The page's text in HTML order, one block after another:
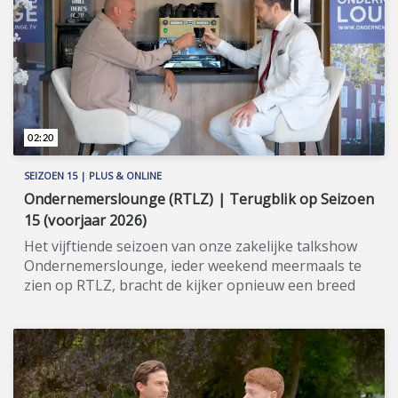
het anders kan en moet. En dat ook nog veel
betaalbaarder. Meer informatie: www.winsys.nl
(https://www.winsys.nl).
SEIZOEN 15 | PLUS & ONLINE
Ondernemerslounge (RTLZ) | Terugblik op Seizoen
15 (voorjaar 2026)
Het vijftiende seizoen van onze zakelijke talkshow
Ondernemerslounge, ieder weekend meermaals te
zien op RTLZ, bracht de kijker opnieuw een breed
gebied van ondernemerschap, investeren en
genieten van het leven. Onze studio in het koetshuis
van Kasteel Hoekelum werd hierbij zoals altijd
ingericht met het statige meubilair van Jan Frantzen.
02:20